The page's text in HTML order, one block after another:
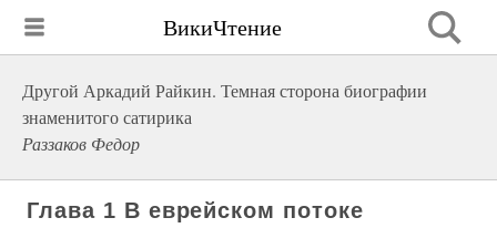
ВикиЧтение
Другой Аркадий Райкин. Темная сторона биографии
знаменитого сатирика
Раззаков Федор
Глава 1 В еврейском потоке